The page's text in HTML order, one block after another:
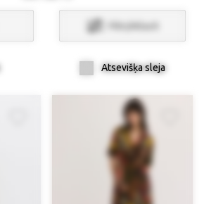
Filtri/Atlasīt
Atsevišķa sleja